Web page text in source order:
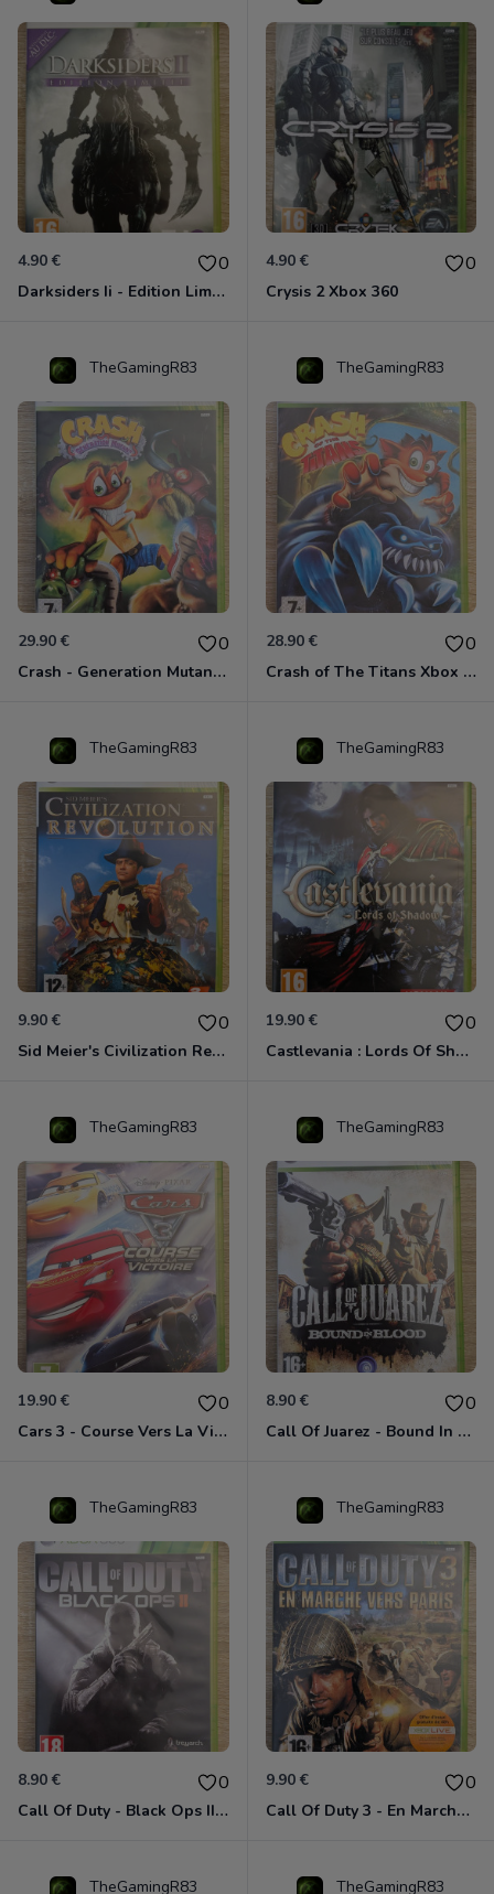
4.90 € 0
Darksiders Ii - Edition Limitée Xbox 360
4.90 € 0
Crysis 2 Xbox 360
TheGamingR83
29.90 € 0
Crash - Generation Mutant Xbox 360
TheGamingR83
28.90 € 0
Crash of The Titans Xbox 360
TheGamingR83
9.90 € 0
Sid Meier's Civilization Revolution Xbox 360
TheGamingR83
19.90 € 0
Castlevania : Lords Of Shadow Xbox 360
TheGamingR83
19.90 € 0
Cars 3 - Course Vers La Victoire Xbox 360
TheGamingR83
8.90 € 0
Call Of Juarez - Bound In Blood Xbox 360
TheGamingR83
8.90 € 0
Call Of Duty - Black Ops II Xbox 360
TheGamingR83
9.90 € 0
Call Of Duty 3 - En Marche Vers Paris Xbox 360
TheGamingR83 TheGamingR83